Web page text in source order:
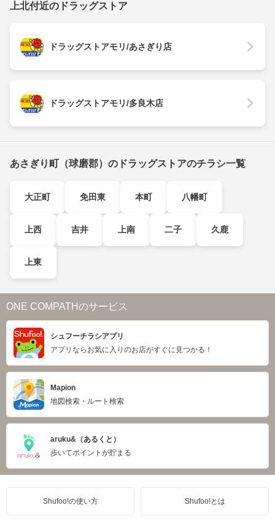
上北付近のドラッグストア
ドラッグストアモリ/あさぎり店
ドラッグストアモリ/多良木店
あさぎり町（球磨郡）のドラッグストアのチラシ一覧
大正町 免田東 本町 八幡町
上西 吉井 上南 二子 久鹿
上東
ONE COMPATHのサービス
シュフーチラシアプリ
アプリならお気に入りのお店がすぐに見つかる！
Mapion
地図検索・ルート検索
aruku&（あるくと）
歩いてポイントが貯まる
Shufoo!の使い方 Shufoo!とは